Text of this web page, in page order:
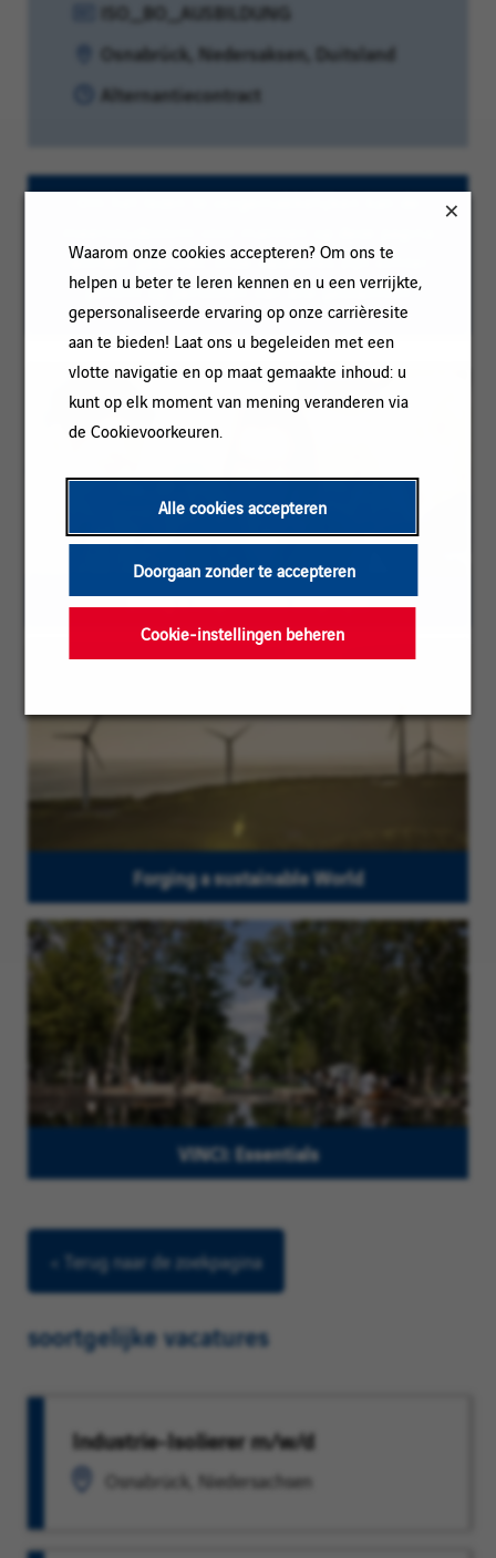
Waarom onze cookies accepteren? Om ons te
helpen u beter te leren kennen en u een verrijkte,
gepersonaliseerde ervaring op onze carrièresite
aan te bieden! Laat ons u begeleiden met een
vlotte navigatie en op maat gemaakte inhoud: u
kunt op elk moment van mening veranderen via
de Cookievoorkeuren.
Alle cookies accepteren
Doorgaan zonder te accepteren
Cookie-instellingen beheren
Referentie:
ISO_BO_AUSBILDUNG
Locatie:
Osnabrück, Nedersaksen, Duitsland
Contracttype:
Alternantiecontract
Om het lezen te vergemakkelijken kan de
worden gebruikt; onze vacatures zijn echter
gericht op personen van alle geslachten
Being a responsible employer
Forging a sustainable World
VINCI: Essentials
< Terug naar de zoekpagina
soortgelijke vacatures
Industrie-Isolierer m/w/d
Osnabrück, Niedersachsen